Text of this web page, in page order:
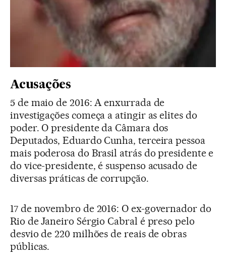
Acusações
5 de maio de 2016: A enxurrada de
investigações começa a atingir as elites do
poder. O presidente da Câmara dos
Deputados, Eduardo Cunha, terceira pessoa
mais poderosa do Brasil atrás do presidente e
do vice-presidente, é suspenso acusado de
diversas práticas de corrupção.
17 de novembro de 2016: O ex-governador do
Rio de Janeiro Sérgio Cabral é preso pelo
desvio de 220 milhões de reais de obras
públicas.